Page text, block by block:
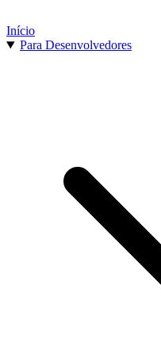
Início
Para Desenvolvedores